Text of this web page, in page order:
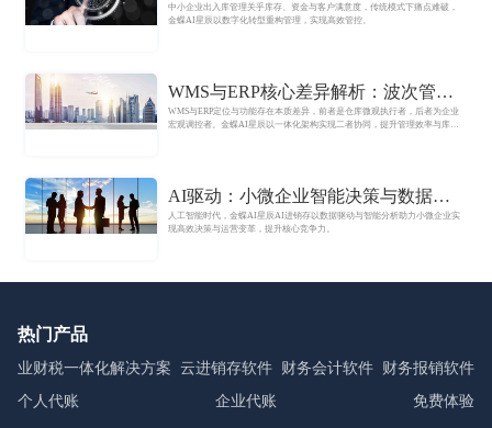
统管理痛点
中小企业出入库管理关乎库存、资金与客户满意度，传统模式下痛点难破，
金蝶AI星辰以数字化转型重构管理，实现高效管控。
WMS与ERP核心差异解析：波次管理
在仓储优化中的实战策略
WMS与ERP定位与功能存在本质差异，前者是仓库微观执行者，后者为企业
宏观调控者。金蝶AI星辰以一体化架构实现二者协同，提升管理效率与库存
AI驱动：小微企业智能决策与数据分
析新纪元
人工智能时代，金蝶AI星辰AI进销存以数据驱动与智能分析助力小微企业实
现高效决策与运营变革，提升核心竞争力。
热门产品
业财税一体化解决方案 云进销存软件 财务会计软件 财务报销软件
个人代账
企业代账 免费体验